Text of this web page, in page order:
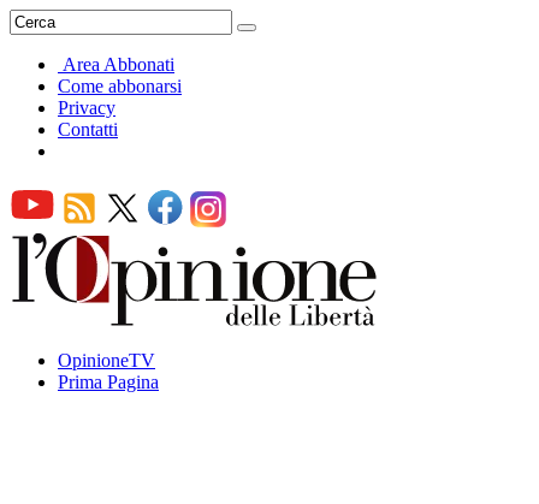
Area Abbonati
Come abbonarsi
Privacy
Contatti
OpinioneTV
Prima Pagina